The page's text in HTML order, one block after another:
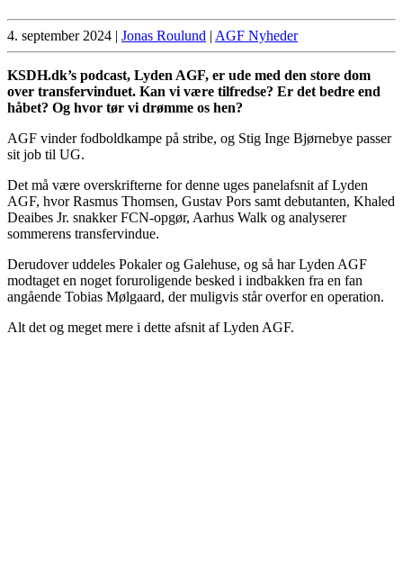
4. september 2024 | Jonas Roulund | AGF Nyheder
KSDH.dk’s podcast, Lyden AGF, er ude med den store dom
over transfervinduet. Kan vi være tilfredse? Er det bedre end
håbet? Og hvor tør vi drømme os hen?
AGF vinder fodboldkampe på stribe, og Stig Inge Bjørnebye passer
sit job til UG.
Det må være overskrifterne for denne uges panelafsnit af Lyden
AGF, hvor Rasmus Thomsen, Gustav Pors samt debutanten, Khaled
Deaibes Jr. snakker FCN-opgør, Aarhus Walk og analyserer
sommerens transfervindue.
Derudover uddeles Pokaler og Galehuse, og så har Lyden AGF
modtaget en noget foruroligende besked i indbakken fra en fan
angående Tobias Mølgaard, der muligvis står overfor en operation.
Alt det og meget mere i dette afsnit af Lyden AGF.